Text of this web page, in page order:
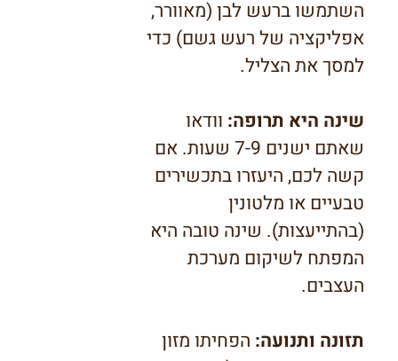
השתמשו ברעש לבן (מאוורר,
אפליקציה של רעש גשם) כדי
למסך את הצליל.
שינה היא תרופה: וודאו
שאתם ישנים 7-9 שעות. אם
קשה לכם, היעזרו בתכשירים
טבעיים או מלטונין
(בהתייעצות). שינה טובה היא
המפתח לשיקום מערכת
העצבים.
תזונה ותנועה: הפחיתו מזון